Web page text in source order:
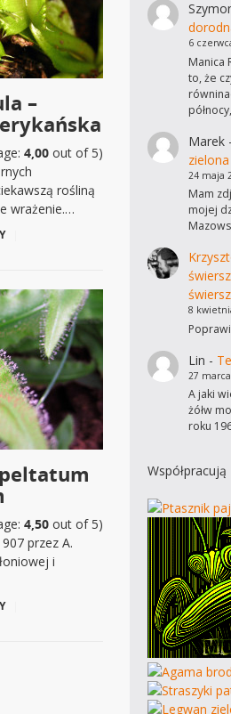
–
4,00 out of 5)
rośliną
wrażenie.…
4,50 out of 5)
przez A.
i
6
Manica
to, że
Marek
zielona
24 maja
Mam
mojej
8
Lin -
27
A jaki
żółw
roku